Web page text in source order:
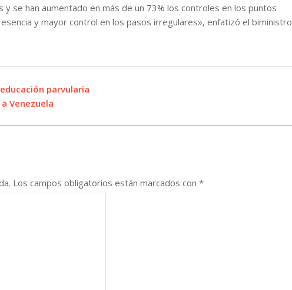
se han aumentado en más de un 73% los controles en los puntos
y mayor control en los pasos irregulares», enfatizó el biministro
parvularia
Venezuela
Los campos obligatorios están marcados con *